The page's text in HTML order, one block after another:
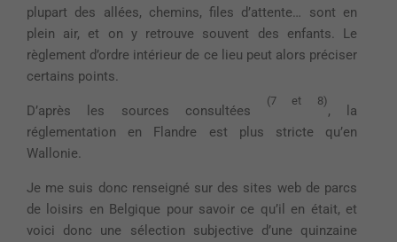
plupart des allées, chemins, files d’attente… sont en
plein air, et on y retrouve souvent des enfants. Le
règlement d’ordre intérieur de ce lieu peut alors préciser
certains points.
D’après les sources consultées
(7 et 8)
, la
réglementation en Flandre est plus stricte qu’en
Wallonie.
Je me suis donc renseigné sur des sites web de parcs
de loisirs en Belgique pour savoir ce qu’il en était, et
voici donc une sélection subjective d’une quinzaine